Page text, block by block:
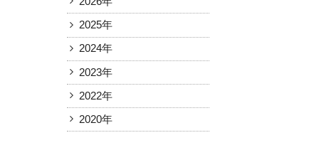
2025年
2024年
2023年
2022年
2020年